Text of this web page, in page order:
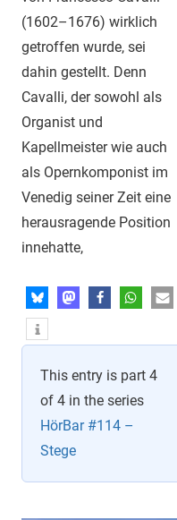
(1602–1676) wirklich
getroffen wurde, sei
dahin gestellt. Denn
Cavalli, der sowohl als
Organist und
Kapellmeister wie auch
als Opernkomponist im
Venedig seiner Zeit eine
herausragende Position
innehatte,
This entry is part 4
of 4 in the series
HörBar #114 –
Stege